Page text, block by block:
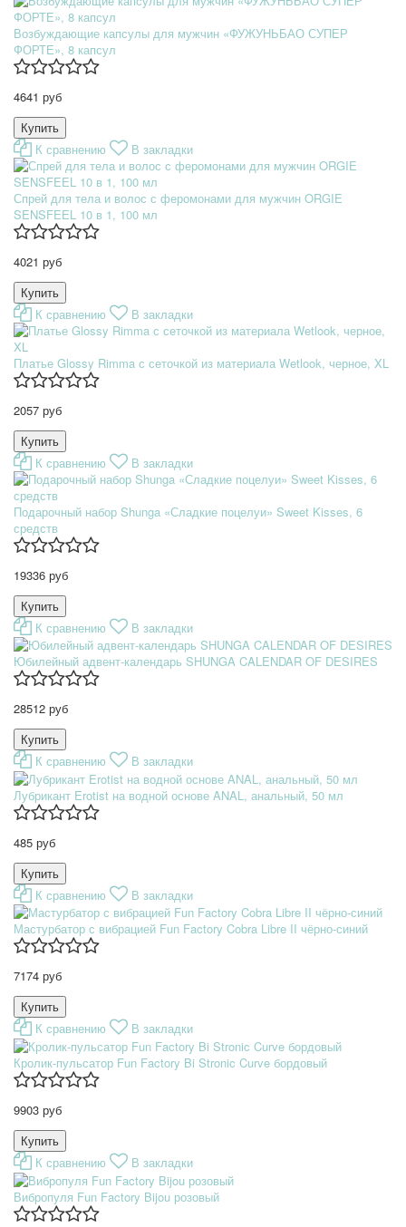
Возбуждающие капсулы для мужчин «ФУЖУНЬБАО СУПЕР
ФОРТЕ», 8 капсул
4641 руб
К сравнению В закладки
Спрей для тела и волос с феромонами для мужчин ORGIE
SENSFEEL 10 в 1, 100 мл
4021 руб
К сравнению В закладки
Платье Glossy Rimma с сеточкой из материала Wetlook, черное, XL
2057 руб
К сравнению В закладки
Подарочный набор Shunga «Сладкие поцелуи» Sweet Kisses, 6
средств
19336 руб
К сравнению
В закладки
Юбилейный адвент-календарь SHUNGA CALENDAR OF DESIRES
28512 руб
К сравнению
В закладки
Лубрикант Erotist на водной основе ANAL, анальный, 50 мл
485 руб
К сравнению
В закладки
Мастурбатор с вибрацией Fun Factory Cobra Libre II чёрно-синий
7174 руб
К сравнению
В закладки
Кролик-пульсатор Fun Factory Bi Stronic Curve бордовый
9903 руб
К сравнению
В закладки
Вибропуля Fun Factory Bijou розовый